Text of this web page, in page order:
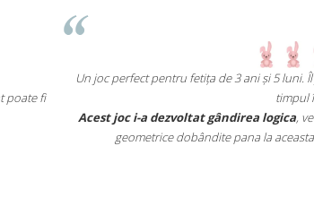
poate fi
Un joc perfect pentru fetița de 3 ani și 5 luni.
timpul
Acest joc i-a dezvoltat gândirea logica,
geometrice dobândite pana la